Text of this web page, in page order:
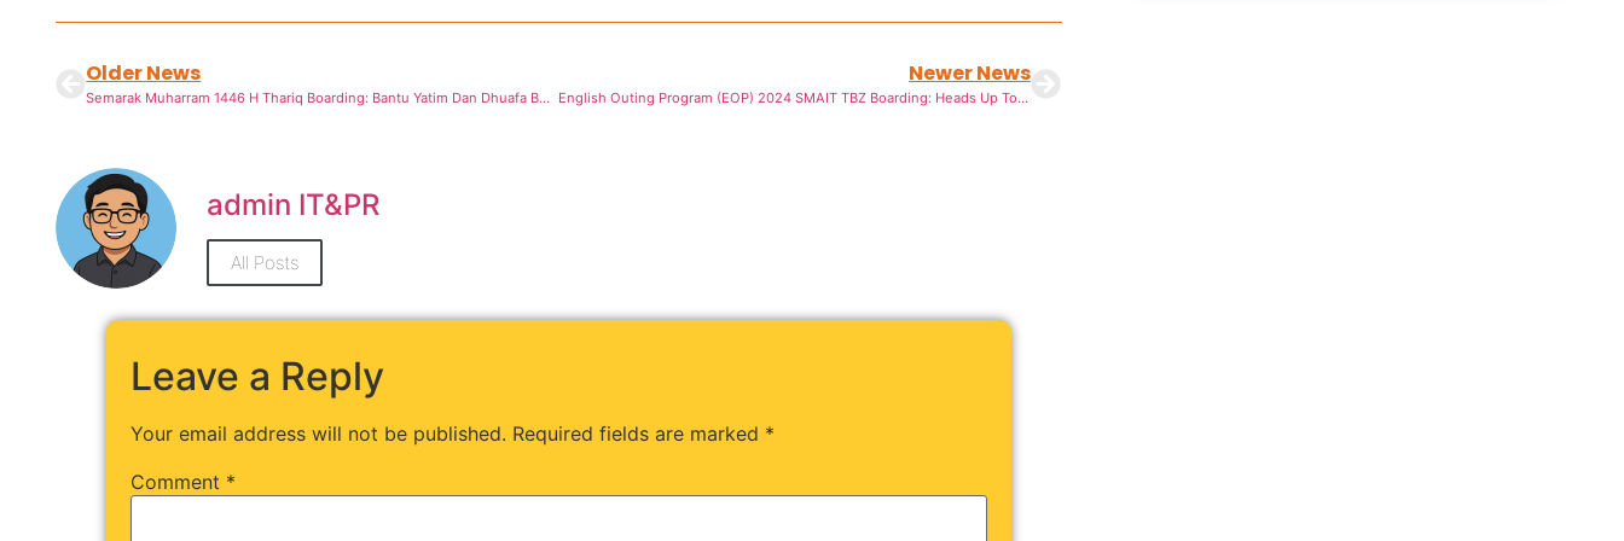
Older News
Semarak Muharram 1446 H Thariq Boarding: Bantu Yatim Dan Dhuafa Bukti Cinta Kepada Allah.
Newer News
English Outing Program (EOP) 2024 SMAIT TBZ Boarding: Heads Up To International Islamic Boarding School
admin IT&PR
All Posts
Leave a Reply
Your email address will not be published. Required fields are marked *
Comment *